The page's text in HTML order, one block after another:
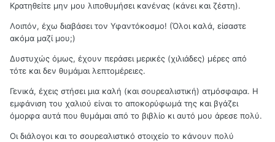
Κρατηθείτε μην μου λιποθυμήσει κανένας (κάνει και ζέστη).
Λοιπόν, έχω διαβάσει τον Υφαντόκοσμο! (Όλοι καλά, είσαστε
ακόμα μαζί μου;)
Δυστυχώς όμως, έχουν περάσει μερικές (χιλιάδες) μέρες από
τότε και δεν θυμάμαι λεπτομέρειες.
Γενικά, έχεις στήσει μια καλή (και σουρεαλιστική) ατμόσφαιρα. Η
εμφάνιση του χαλιού είναι το αποκορύφωμά της και βγάζει
όμορφα αυτά που θυμάμαι από το βιβλίο κι αυτό μου άρεσε πολύ.
Οι διάλογοι και το σουρεαλιστικό στοιχείο το κάνουν πολύ